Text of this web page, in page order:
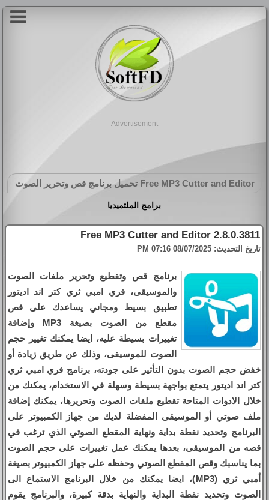
Advertisement
Free MP3 Cutter and Editor تحميل برنامج قص وتحرير الصوت
برامج الملتميديا
Free MP3 Cutter and Editor 2.8.0.3811
تاريخ التحديث: 08/07/2025 07:16 PM
برنامج قص وتقطيع وتحرير ملفات الصوت
والموسيقى، فري امبي ثري كتر اند اديتور
تطبيق بسيط ومجاني يساعدك على قص
مقطع من الصوت بصيغة MP3 وإضافة
تغييرات بسيطة عليه، ايضا يمكنك تغيير حجم
الصوت للموسيقى، وذلك عن طريق زيادة أو
خفض حجم الصوت بدون التأثير على جودته، برنامج فري امبي ثري
كتر اند اديتور يتمتع بواجهة بسيطة وسهلة في الاستخدام، يمكنك من
خلال الادوات المتاحة تقطيع ملفات الصوت وتحريرها، يمكنك إضافة
ملف صوتي أو الموسيقى المفضلة لديك من جهاز الكمبيوتر على
البرنامج وتحديد نقطة بداية ونهاية المقطع الصوتي الذي ترغب في
قصه من الموسيقى، بعدها يمكنك عمل تغييرات على حجم الصوت
بما يناسبك وقص المقطع الصوتي وحفظه على جهاز الكمبيوتر بصيغة
أمبي ثري (MP3)، ايضا يمكنك من خلال البرنامج الاستماع الى
الصوت وتحديد نقطة البداية والنهاية بدقة كبيرة، والبرنامج يقوم